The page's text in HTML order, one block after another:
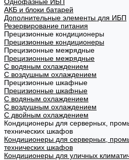
АКБ и блоки батарей
Дополнительные элементы для ИБП
Резервирование питания
Прецизионные кондиционеры
Прецизионные кондиционеры
Прецизионные межрядные
Прецизионные межрядные
С водяным охлаждением
С воздушным охлаждением
Прецизионные шкафные
Прецизионные шкафные
С водяным охлаждением
С воздушным охлаждением
С двойным охлаждением
Кондиционеры для серверных,
технических шкафов
Кондиционеры для серверных,
технических шкафов
Кондиционеры для уличных